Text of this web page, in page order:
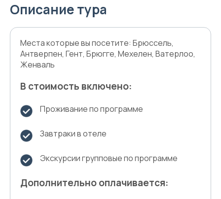
Описание тура
Места которые вы посетите: Брюссель,
Антверпен, Гент, Брюгге, Мехелен, Ватерлоо,
Женваль
В стоимость включено:
Проживание по программе
Завтраки в отеле
Экскурсии групповые по программе
Дополнительно оплачивается: